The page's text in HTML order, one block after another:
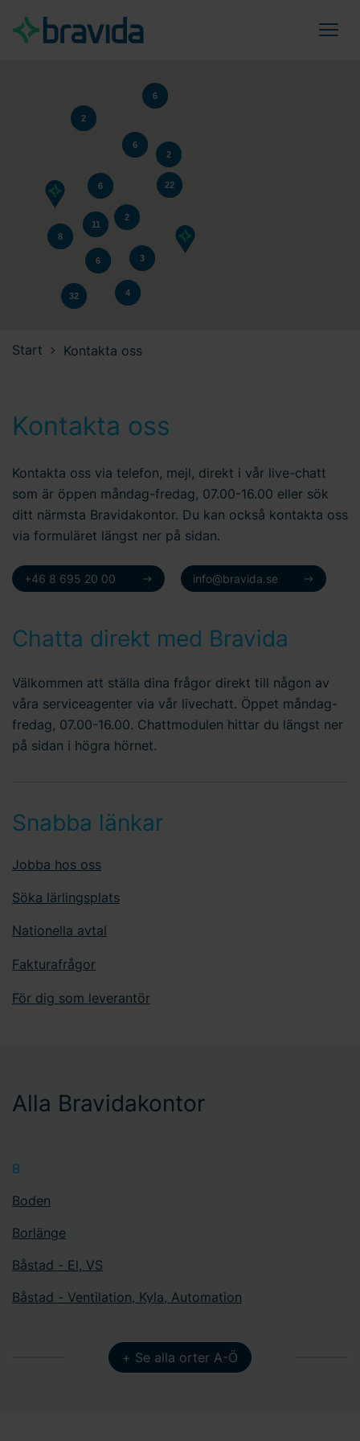
22
8
11
3
32
6
6
4
2
6
2
2
6
2
Start Kontakta oss
Kontakta oss
Kontakta oss via telefon, mejl, direkt i vår live-chatt
som är öppen måndag-fredag, 07.00-16.00 eller sök
ditt närmsta Bravidakontor. Du kan också kontakta oss
via formuläret längst ner på sidan.
+46 8 695 20 00 info@bravida.se
Chatta direkt med Bravida
Välkommen att ställa dina frågor direkt till någon av
våra serviceagenter via vår livechatt. Öppet måndag-
fredag, 07.00-16.00. Chattmodulen hittar du längst ner
på sidan i högra hörnet.
Snabba länkar
Jobba hos oss
Söka lärlingsplats
Nationella avtal
Fakturafrågor
För dig som leverantör
Alla Bravidakontor
B
Boden
Borlänge
Båstad - El, VS
Båstad - Ventilation, Kyla, Automation
+ Se alla orter A-Ö